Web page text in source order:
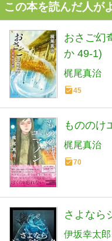
この本を読んだ人が
おさご幻
か 49-1)
梶尾真治
45
もののけ
梶尾真治
70
さよなら
伊坂幸太郎